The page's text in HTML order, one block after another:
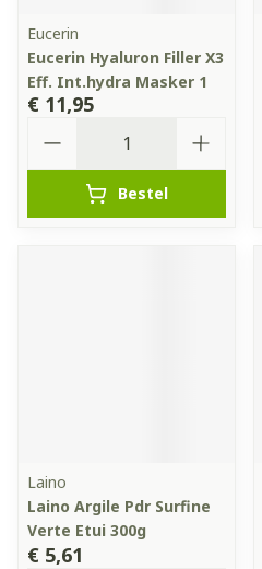
Eucerin
Eucerin Hyaluron Filler X3
Eff. Int.hydra Masker 1
€ 11,95
Bestel
Laino
Laino Argile Pdr Surfine
Verte Etui 300g
€ 5,61